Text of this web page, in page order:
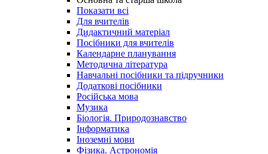
Показати всі
Для вчителів
Дидактичний матеріал
Посібники для вчителів
Календарне планування
Методична література
Навчальні посібники та підручники
Додаткові посібники
Російська мова
Музика
Біологія. Природознавство
Інформатика
Іноземні мови
Фізика. Астрономія